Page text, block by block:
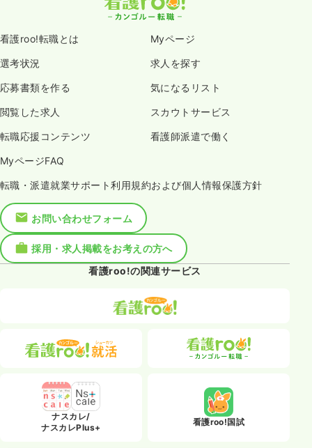
看護roo!転職とは Myページ
選考状況 求人を探す
応募書類を作る 気になるリスト
閲覧した求人 スカウトサービス
転職応援コンテンツ 看護師派遣で働く
MyページFAQ
転職・派遣就業サポート利用規約および個人情報保護方針
お問い合わせフォーム
採用・求人掲載をお考えの方へ
看護roo!の関連サービス
ナスカレ/
ナスカレPlus+
看護roo!国試